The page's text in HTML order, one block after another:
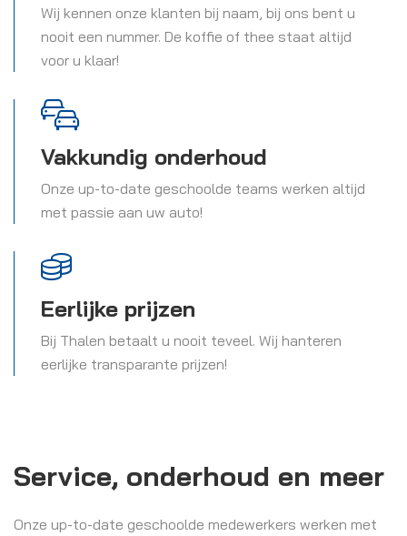
Wij kennen onze klanten bij naam, bij ons bent u
nooit een nummer. De koffie of thee staat altijd
voor u klaar!
Vakkundig onderhoud
Onze up-to-date geschoolde teams werken altijd
met passie aan uw auto!
Eerlijke prijzen
Bij Thalen betaalt u nooit teveel. Wij hanteren
eerlijke transparante prijzen!
Service, onderhoud en meer
Onze up-to-date geschoolde medewerkers werken met